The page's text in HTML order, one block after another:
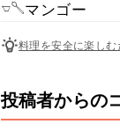
𓎻𓌈マンゴー
料理を安全に楽し
投稿者からの